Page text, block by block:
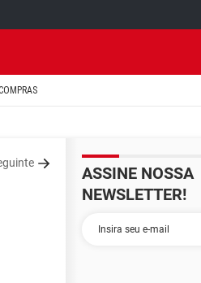
ASSINE NOSSA
NEWSLETTER!